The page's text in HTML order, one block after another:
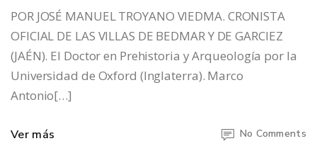
POR JOSÉ MANUEL TROYANO VIEDMA. CRONISTA
OFICIAL DE LAS VILLAS DE BEDMAR Y DE GARCIEZ
(JAÉN). El Doctor en Prehistoria y Arqueología por la
Universidad de Oxford (Inglaterra). Marco
Antonio[…]
Ver más No Comments